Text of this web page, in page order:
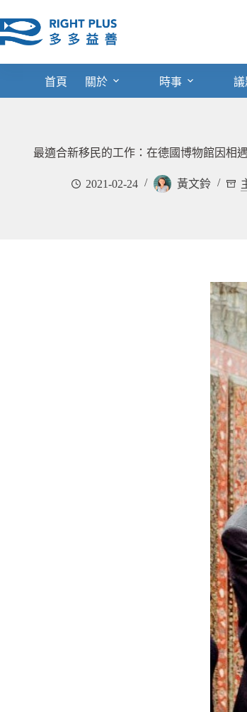
至
主
首頁 關於 時事 議
最適合新移民的工作：在德國博物館因相
2021-02-24 黃文鈴